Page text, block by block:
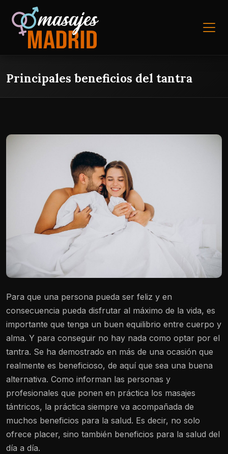
Principales beneficios del tantra
Para que una persona pueda ser feliz y en
consecuencia pueda disfrutar al máximo de la vida, es
importante que tenga un buen equilibrio entre cuerpo y
alma. Y para conseguir no hay nada como optar por el
tantra. Se ha demostrado en más de una ocasión que
realmente es beneficioso, de aquí que sea una buena
alternativa. Como informan las personas y
profesionales que ponen en práctica los masajes
tántricos, la práctica siempre va acompañada de
muchos beneficios para la salud. Es decir, no solo
ofrece placer, sino también beneficios para la salud del
día a día.